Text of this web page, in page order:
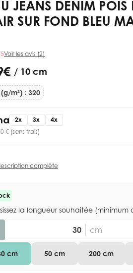
JEANS DENIM POIS
SUR FOND BLEU
Voir les avis (2)
€ / 10 cm
(g/m²) : 320
2x 3x
4x
€ (sans frais)
complète
la longueur souhaitée (minimum
cm
cm 50 cm 200 cm